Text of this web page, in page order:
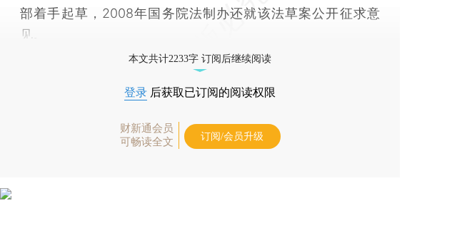
部着手起草，2008年国务院法制办还就该法草案公开征求意
见。
本文共计2233字 订阅后继续阅读
登录 后获取已订阅的阅读权限
财新通会员
可畅读全文
订阅/会员升级